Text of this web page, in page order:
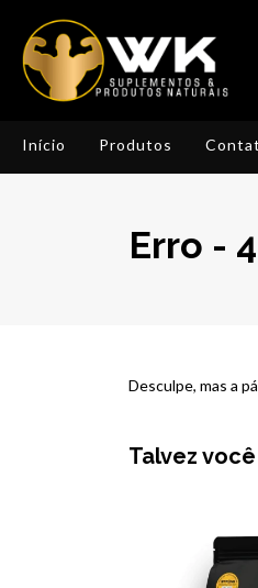
Início Produtos
Erro -
Desculpe, mas a
Talvez